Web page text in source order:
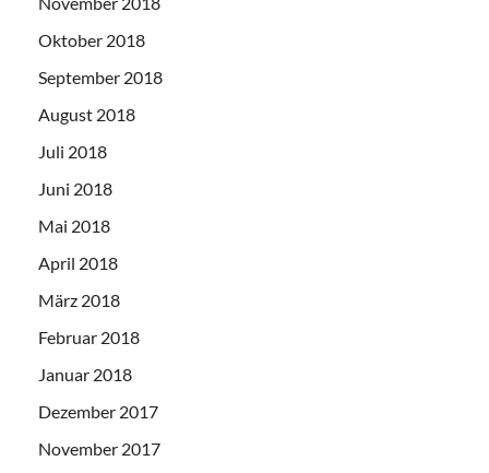
Oktober 2018
September 2018
August 2018
Juli 2018
Juni 2018
Mai 2018
April 2018
März 2018
Februar 2018
Januar 2018
Dezember 2017
November 2017